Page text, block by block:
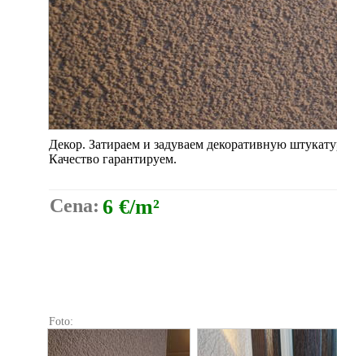
Декор. Затираем и задуваем декоративную
Качество гарантируем.
Cena: 6 €/m²
Foto: